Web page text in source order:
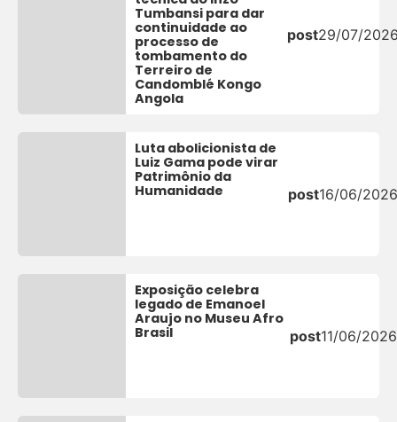
Tumbansi para dar
continuidade ao
processo de
tombamento do
Terreiro de
Candomblé Kongo
Angola
post29/07/
Luta abolicionista de
Luiz Gama pode virar
Patrimônio da
Humanidade
post16/06/
Exposição celebra
legado de Emanoel
Araujo no Museu Afro
Brasil
post11/06/2026